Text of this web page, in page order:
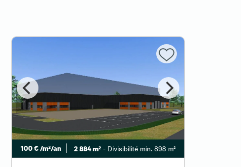
100 € /m²/an 2 884 m² - Divisibilité min. 898 m²